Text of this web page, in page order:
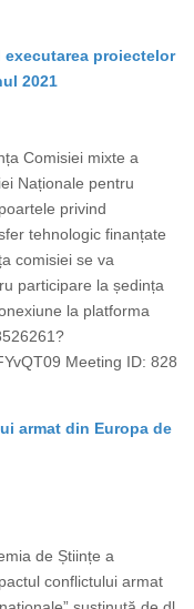
proiectelor
2021
Comisiei mixte a
Naționale pentru
privind
tehnologic finanțate
comisiei se va
participare la ședința
la platforma
Meeting ID: 828
armat din Europa de
de Științe a
conflictului armat